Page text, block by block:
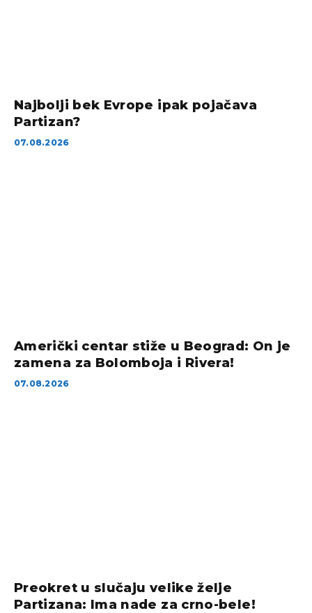
Najbolji bek Evrope ipak pojačava
Partizan?
07.08.2026
Američki centar stiže u Beograd: On je
zamena za Bolomboja i Rivera!
07.08.2026
Preokret u slučaju velike želje
Partizana: Ima nade za crno-bele!